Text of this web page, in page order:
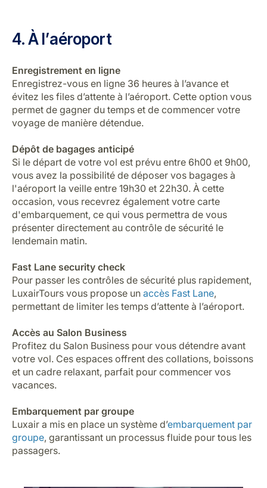
4. À l’aéroport
Enregistrement en ligne
Enregistrez-vous en ligne 36 heures à l’avance et
évitez les files d’attente à l’aéroport. Cette option vous
permet de gagner du temps et de commencer votre
voyage de manière détendue.
Dépôt de bagages anticipé
Si le départ de votre vol est prévu entre 6h00 et 9h00,
vous avez la possibilité de déposer vos bagages à
l'aéroport la veille entre 19h30 et 22h30. À cette
occasion, vous recevrez également votre carte
d'embarquement, ce qui vous permettra de vous
présenter directement au contrôle de sécurité le
lendemain matin.
Fast Lane security check
Pour passer les contrôles de sécurité plus rapidement,
LuxairTours vous propose un accès Fast Lane,
permettant de limiter les temps d’attente à l’aéroport.
Accès au Salon Business
Profitez du Salon Business pour vous détendre avant
votre vol. Ces espaces offrent des collations, boissons
et un cadre relaxant, parfait pour commencer vos
vacances.
Embarquement par groupe
Luxair a mis en place un système d’embarquement par
groupe, garantissant un processus fluide pour tous les
passagers.